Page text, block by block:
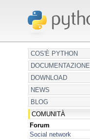
COS'È PYTHON
DOCUMENTAZIONE
DOWNLOAD
NEWS
BLOG
COMUNITÀ
Forum
Social network